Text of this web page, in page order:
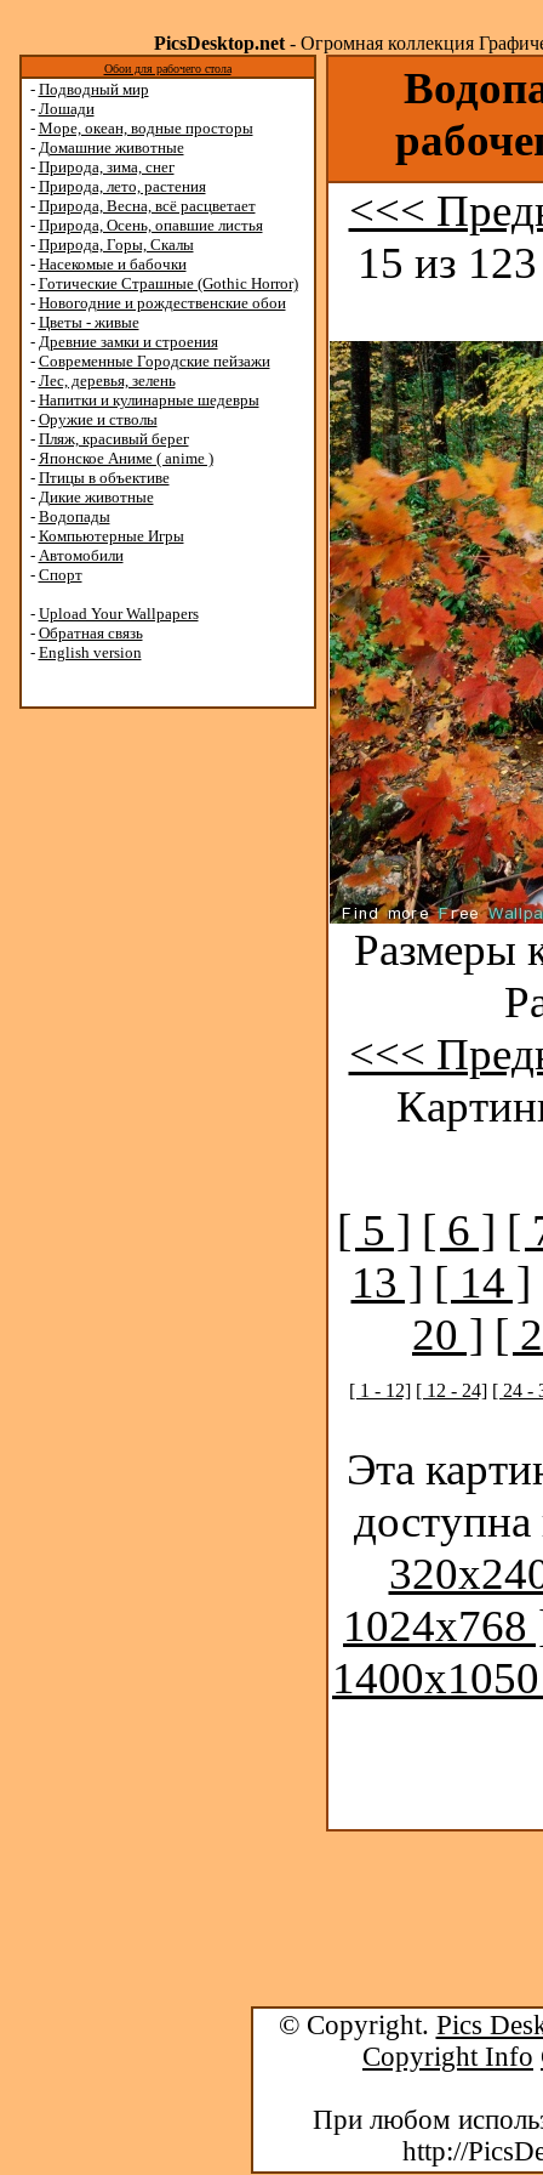
PicsDesktop.net- Огромная коллекция
Обои для рабочего стола
- Подводный мир
- Лошади
- Море, океан, водные просторы
- Домашние животные
- Природа, зима, снег
- Природа, лето, растения
- Природа, Весна, всё расцветает
- Природа, Осень, опавшие листья
- Природа, Горы, Скалы
- Насекомые и бабочки
- Готические Страшные (Gothic Horror)
- Новогодние и рождественские обои
- Цветы - живые
- Древние замки и строения
- Современные Городские пейзажи
- Лес, деревья, зелень
- Напитки и кулинарные шедевры
- Оружие и стволы
- Пляж, красивый берег
- Японское Аниме ( anime )
- Птицы в объективе
- Дикие животные
- Водопады
- Компьютерные Игры
- Автомобили
- Спорт
- Upload Your Wallpapers
- Обратная связь
- English version
<<<
15 из
Размеры
<<<
[ 5 ] [ 6 ] [
13 ] [ 14 ]
20 ] [
[ 1 - 12] [ 12 - 24] [ 24 -
Эта
1024x768
© Copyright. Pics
Copyright Info
При любом
http://